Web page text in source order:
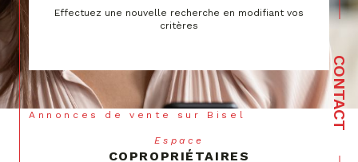
CONTACT
Effectuez une nouvelle recherche en modifiant vos
critères
Annonces de vente sur Bisel
Espace
COPROPRIÉTAIRES